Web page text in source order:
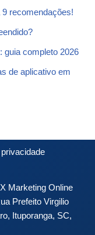
recomendações!
guia completo 2026
de aplicativo em
Marketing Online
Prefeito Virgilio
Ituporanga, SC,